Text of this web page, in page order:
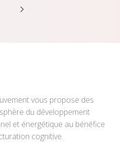
vous propose des
du développement
et énergétique au bénéfice
cognitive.